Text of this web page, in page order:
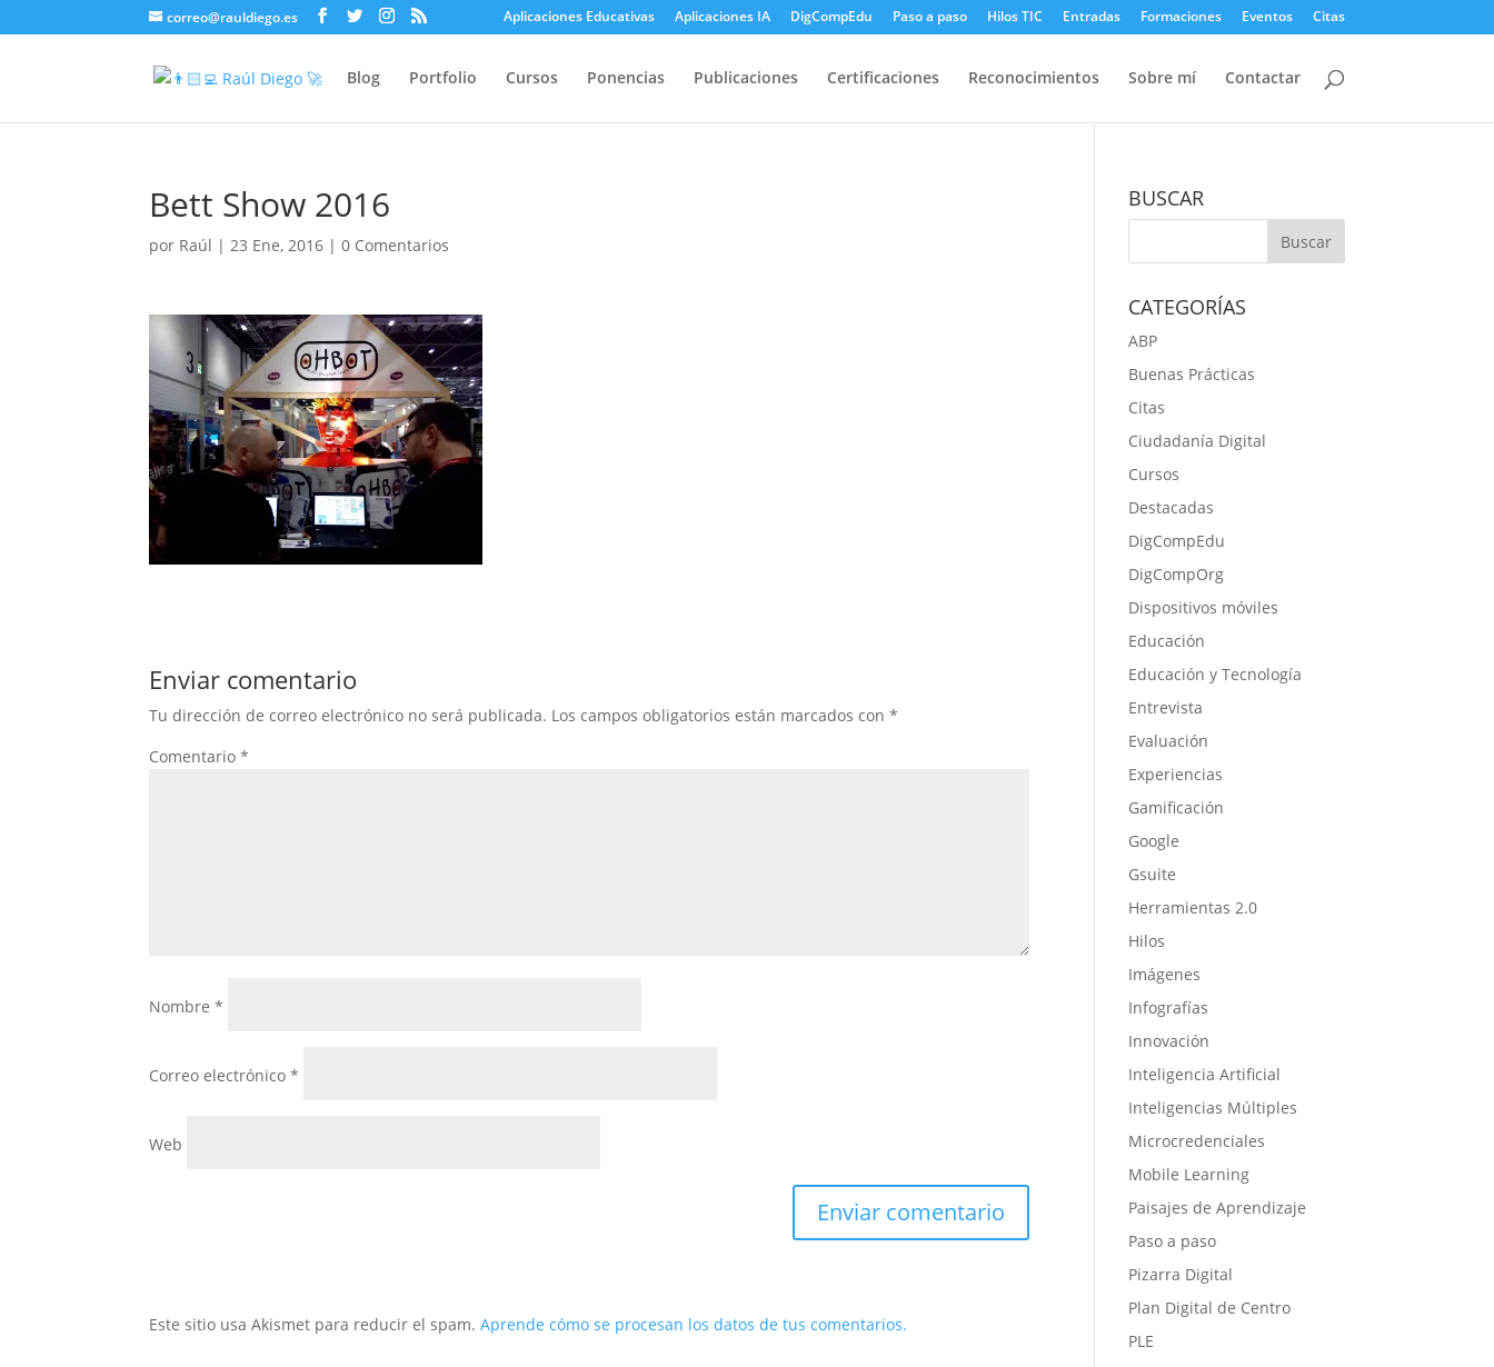
correo@rauldiego.es Aplicaciones Educativas Aplicaciones IA DigCompEdu Paso a paso Hilos TIC Entradas Formaciones Eventos Citas
Blog Portfolio Cursos Ponencias Publicaciones Certificaciones Reconocimientos Sobre mí Contactar
Bett Show 2016
por Raúl |23 Ene, 2016 |0 Comentarios
Enviar comentario
Tu dirección de correo electrónico no será publicada. Los campos obligatorios están marcados con*
Comentario*
Nombre*
Correo electrónico*
Web
Este sitio usa Akismet para reducir el spam.Aprende cómo se procesan los datos de tus comentarios.
BUSCAR
CATEGORÍAS
ABP
Buenas Prácticas
Citas
Ciudadanía Digital
Cursos
Destacadas
DigCompEdu
DigCompOrg
Dispositivos móviles
Educación
Educación y Tecnología
Entrevista
Evaluación
Experiencias
Gamificación
Google
Gsuite
Herramientas 2.0
Hilos
Imágenes
Infografías
Innovación
Inteligencia Artificial
Inteligencias Múltiples
Microcredenciales
Mobile Learning
Paisajes de Aprendizaje
Paso a paso
Pizarra Digital
Plan Digital de Centro
PLE